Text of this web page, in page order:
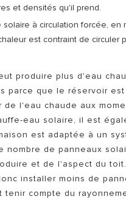
et densités qu'il prend.
solaire à circulation forcée,
est contraint de circuler
produire plus d'eau
parce que le réservoir
de l'eau chaude aux
eau solaire, il est
est adaptée à un
nombre de panneaux
et de l'aspect du
installer moins de
tenir compte du